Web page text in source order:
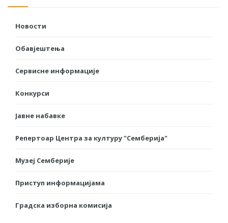
Новости
Обавјештења
Сервисне информације
Конкурси
Јавне набавке
Репертоар Центра за културу "Семберија"
Музеј Семберије
Приступ информацијама
Градска изборна комисија